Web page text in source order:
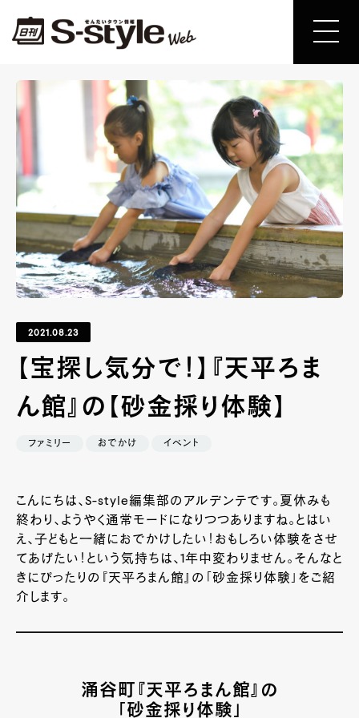
2021.08.23
【宝探し気分で！】『天平ろま
ん館』の【砂金採り体験】
ファミリー おでかけ イベント
こんにちは、S-style編集部のアルデンテです。夏休みも
終わり、ようやく通常モードになりつつありますね。とはい
え、子どもと一緒におでかけしたい！おもしろい体験をさせ
てあげたい！という気持ちは、1年中変わりません。そんなと
きにぴったりの『天平ろまん館』の「砂金採り体験」をご紹
介します。
涌谷町『天平ろまん館』の
「砂金採り体験」